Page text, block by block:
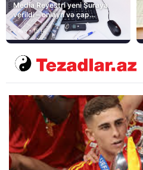
Media Reyestri yeni Şuraya
verildi – onlayn və çap
mediasını nə gözləyir?
7 Avq • 15:14